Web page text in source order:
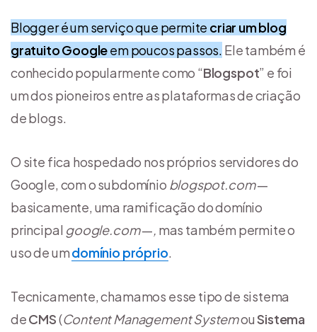
Blogger é um serviço que permite criar um blog
gratuito Googleem poucos passos. Ele também é
conhecido popularmente como “Blogspot” e foi
um dos pioneiros entre as plataformas de criação
de blogs.
O site fica hospedado nos próprios servidores do
Google, com o subdomínio blogspot.com—
basicamente, uma ramificação do domínio
principal google.com—, mas também permite o
uso de umdomínio próprio.
Tecnicamente, chamamos esse tipo de sistema
deCMS(Content Management SystemouSistema